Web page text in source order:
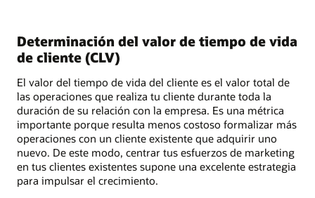
Determinación del valor de tiempo de vida
de cliente (CLV)
El valor del tiempo de vida del cliente es el valor total de
las operaciones que realiza tu cliente durante toda la
duración de su relación con la empresa. Es una métrica
importante porque resulta menos costoso formalizar más
operaciones con un cliente existente que adquirir uno
nuevo. De este modo, centrar tus esfuerzos de marketing
en tus clientes existentes supone una excelente estrategia
para impulsar el crecimiento.